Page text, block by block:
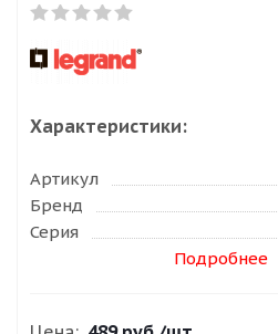
Характеристики:
Артикул
Бренд
Серия
Подробнее